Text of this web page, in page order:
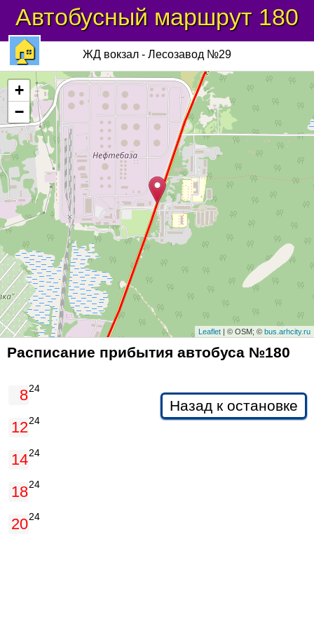
🏠
Автобусный маршрут 180
ЖД вокзал - Лесозавод №29
+
−
Leaflet | © OSM; © bus.arhcity.ru
Расписание прибытия автобуса №180
Назад к остановке
824
1224
1424
1824
2024